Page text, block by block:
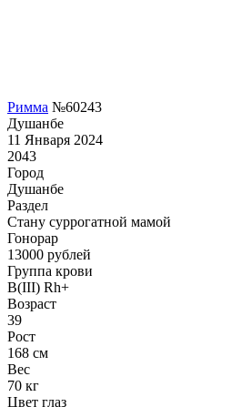
Римма №60243
Душанбе
11 Января 2024
2043
Город
Душанбе
Раздел
Cтану суррогатной мамой
Гонoрар
13000 рублей
Группа крови
B(III) Rh+
Возраст
39
Рост
168 см
Вес
70 кг
Цвет глаз